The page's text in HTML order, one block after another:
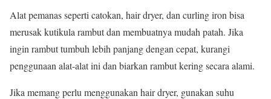
Alat pemanas seperti catokan, hair dryer, dan curling iron bisa
merusak kutikula rambut dan membuatnya mudah patah. Jika
ingin rambut tumbuh lebih panjang dengan cepat, kurangi
penggunaan alat-alat ini dan biarkan rambut kering secara alami.
Jika memang perlu menggunakan hair dryer, gunakan suhu